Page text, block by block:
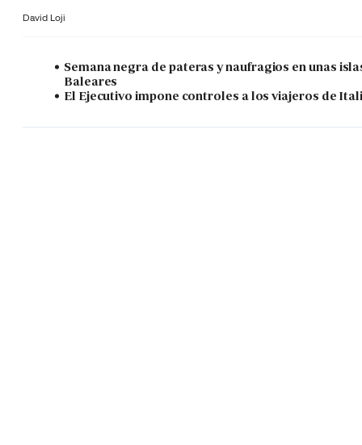
David Loji
Semana negra de pateras y naufragios en unas
Baleares
El Ejecutivo impone controles a los viajeros de